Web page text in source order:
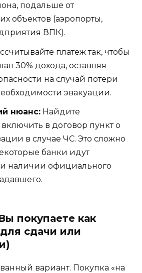
подальше от
объектов (аэропорты,
ВПК).
платеж так, чтобы
30% дохода, оставляя
на случай потери
эвакуации.
нюанс: Найдите
в договор пункт о
в случае ЧС. Это сложно
банки идут
наличии официального
покупаете как
сдачи или
вариант. Покупка «на